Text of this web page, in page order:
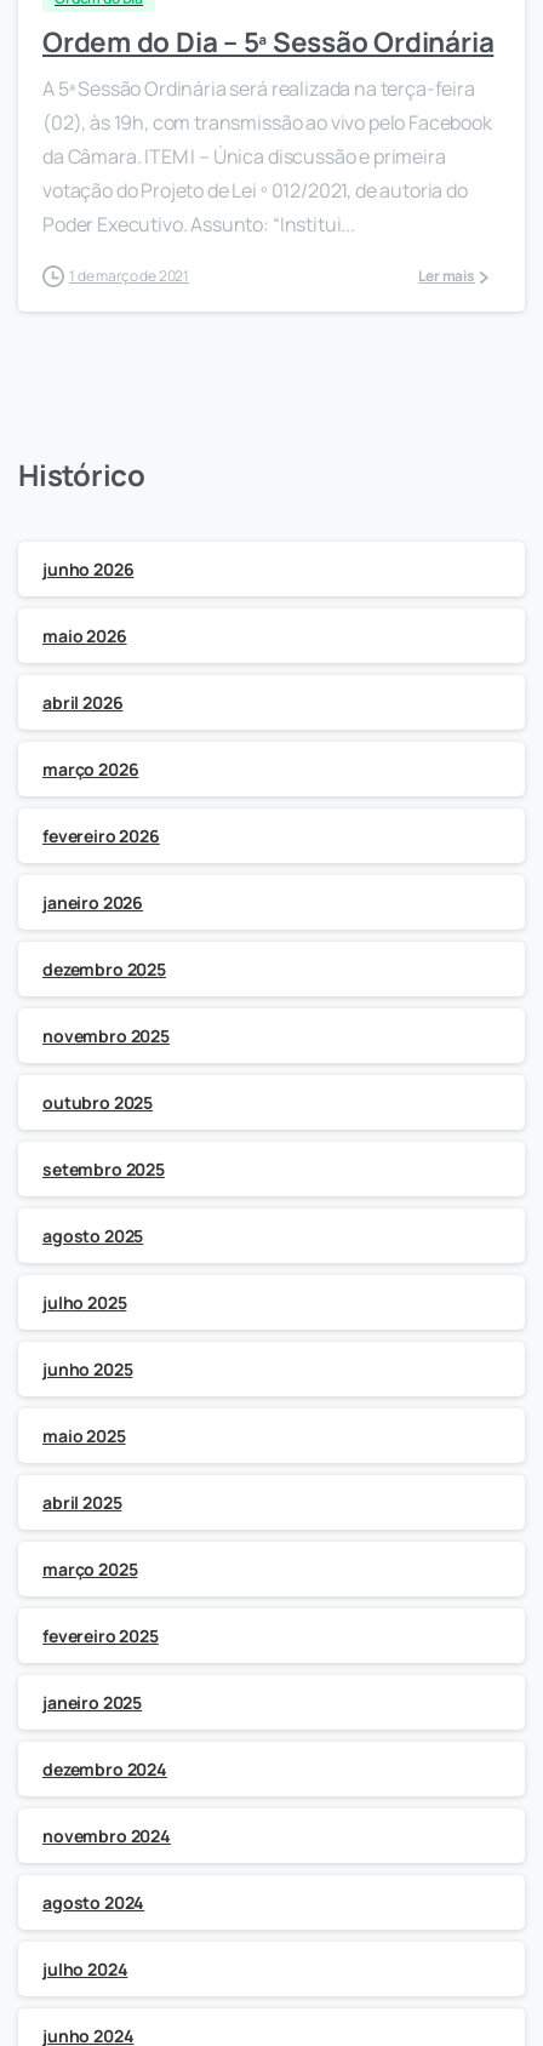
Ordem do Dia – 5ª Sessão Ordinária
A 5ª Sessão Ordinária será realizada na terça-feira
(02), às 19h, com transmissão ao vivo pelo Facebook
da Câmara. ITEM I – Única discussão e primeira
votação do Projeto de Lei º 012/2021, de autoria do
Poder Executivo. Assunto: “Institui...
1 de março de 2021 Ler mais
Histórico
junho 2026
maio 2026
abril 2026
março 2026
fevereiro 2026
janeiro 2026
dezembro 2025
novembro 2025
outubro 2025
setembro 2025
agosto 2025
julho 2025
junho 2025
maio 2025
abril 2025
março 2025
fevereiro 2025
janeiro 2025
dezembro 2024
novembro 2024
agosto 2024
julho 2024
junho 2024